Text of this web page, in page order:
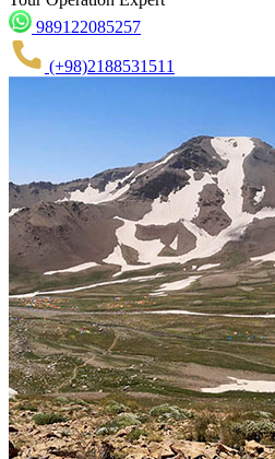
989122085257
(+98)2188531511